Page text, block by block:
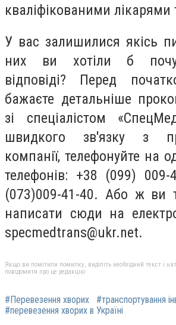
кваліфікованими
У вас залишилися якісь
них ви хотіли б
відповіді? Перед
бажаєте детальніше
зі спеціалістом
швидкого зв'язку з
компанії, телефонуйте на
телефонів: +38 (099)
(073)009-41-40. Або ж ви
написати сюди на
specmedtrans@ukr.net.
Якщо ви помітили помилку, виділіть необхідний текст і
повідомити про це редакцію
#Перевезення хворих
#транспортування
#перевезення хворих в Україні